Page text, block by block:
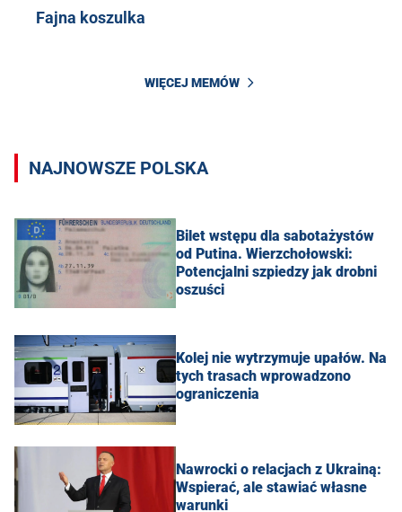
Fajna koszulka
WIĘCEJ MEMÓW
NAJNOWSZE POLSKA
Bilet wstępu dla sabotażystów
od Putina. Wierzchołowski:
Potencjalni szpiedzy jak drobni
oszuści
Kolej nie wytrzymuje upałów. Na
tych trasach wprowadzono
ograniczenia
Nawrocki o relacjach z Ukrainą:
Wspierać, ale stawiać własne
warunki